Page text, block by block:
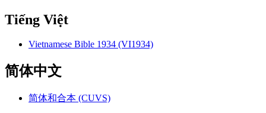
Tiếng Việt
Vietnamese Bible 1934 (VI1934)
简体中文
简体和合本 (CUVS)